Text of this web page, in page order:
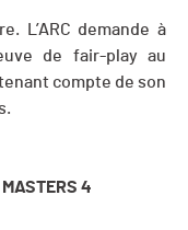
L’ARC demande à
de fair-play au
compte de son
4